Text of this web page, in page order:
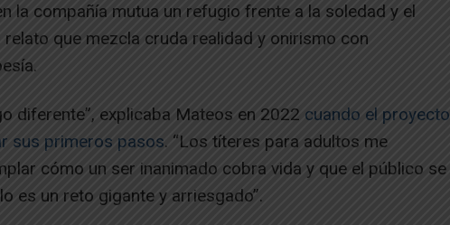
la compañía mutua un refugio frente a la soledad y el
relato que mezcla cruda realidad y onirismo con
diferente”, explicaba Mateos en 2022 cuando el proyecto
sus primeros pasos. “Los títeres para adultos me
cómo un ser inanimado cobra vida y que el público se
es un reto gigante y arriesgado”.